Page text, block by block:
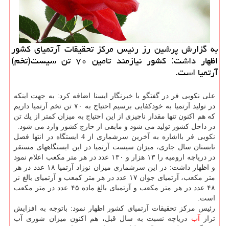
به گزارش پرشین رز رئیس مركز تحقیقات آرتمیای كشور
اظهار داشت: كشور نیازمند تامین ۷۰ تن سیست(تخم)
آرتمیا است.
علی نكویی فر در گفتگو با خبرنگار ایسنا اضافه كرد: به جهت اینكه
در تولید آرتمیا به خودكفایی برسیم احتیاج به ۷۰ تن تخم آرتمیا داریم
كه هم اكنون تنها مقدار ناچیزی از این احتیاج به میزان كمتر از یك تن
در داخل كشور تولید می شود و مابقی از خارج كشور وارد می شود.
نكویی فر بااشاره به آخرین سرشماری از 4 ایستگاه در انتها فصل
تابستان سال جاری، میزان سیست آرتمیا در این ایستگاههای مستقر
در دریاچه ارومیه را ۱۳ هزار و ۱۳۰ عدد در هر متر مكعب اعلام نمود
و اظهار داشت: در این سرشماری میزان نوزاد آرتمیا ۱۸ عدد در هر
متر مكعب، آرتمیای جوان ۱۷ عدد در هر متر كمعب و آرتمیای بالغ نر
۴۸ عدد در هر متر مكعب و آرتمیای بالغ ماده ۴۵ عدد در متر مكعب
است.
رئیس مركز تحقیقات آرتمیای كشور اظهار نمود: باتوجه به افزایش
تراز آب دریاچه نسبت به سال قبل، هم اكنون میزان شوری آب